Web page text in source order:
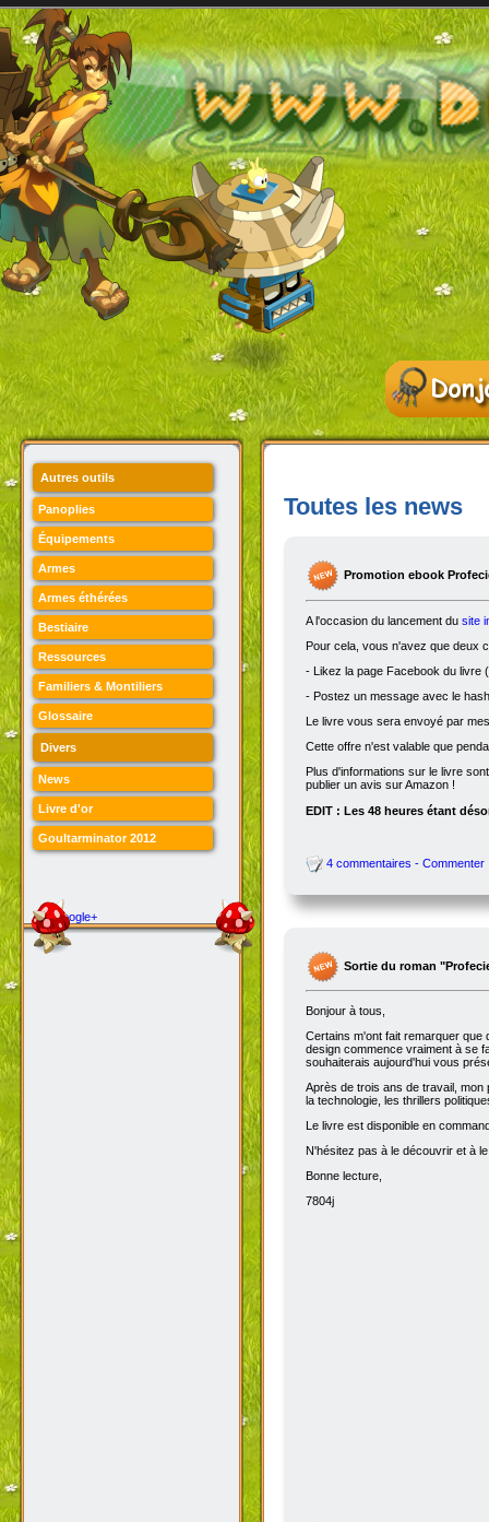
Autres outils
Panoplies
Équipements
Armes
Armes éthérées
Bestiaire
Ressources
Familiers & Montiliers
Glossaire
Divers
News
Livre d'or
Goultarminator 2012
Google+
Toutes les news
Promotion ebook
A l'occasion du lancement du site
Pour cela, vous n'avez que deux
- Likez la page Facebook du livre (
- Postez un message avec le
Le livre vous sera envoyé par
Cette offre n'est valable que
Plus d'informations sur le livre
publier un avis sur Amazon !
EDIT : Les 48 heures étant
4 commentaires - Commenter
Sortie du roman
Bonjour à tous,
Certains m'ont fait remarquer que
design commence vraiment à se
souhaiterais aujourd'hui vous
Après de trois ans de travail,
la technologie, les thrillers
Le livre est disponible en
N'hésitez pas à le découvrir et à
Bonne lecture,
7804j